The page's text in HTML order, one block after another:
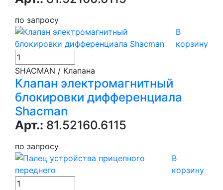
по запросу
В
корзину
SHACMAN / Клапана
Клапан электромагнитный
блокировки дифференциала
Shacman
Арт.: 81.52160.6115
по запросу
В
корзину